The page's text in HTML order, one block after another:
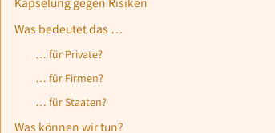
Was bedeutet das …
… für Private?
… für Firmen?
… für Staaten?
Was können wir tun?